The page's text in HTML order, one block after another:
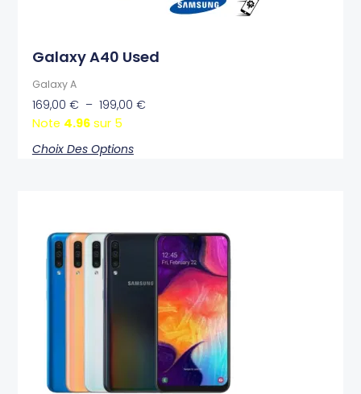
Galaxy A40 Used
Galaxy A
169,00 € – 199,00 €
Note 4.96sur 5
Choix Des Options
prix :
169,00 €
249,00 €
a
plusieurs
variations.
options
peuvent
choisies
sur